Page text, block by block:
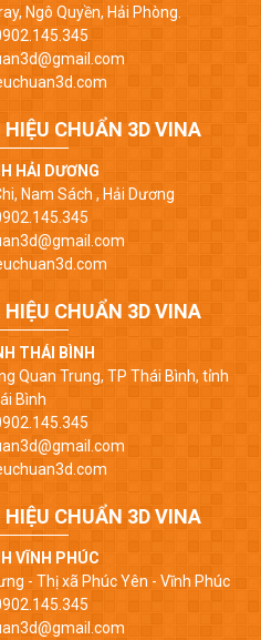
Ngô Quyền, Hải Phòng.
CHUẨN 3D VINA
HẢI DƯƠNG
Nam Sách , Hải Dương
CHUẨN 3D VINA
THÁI BÌNH
Quan Trung, TP Thái Bình, tỉnh
Bình
CHUẨN 3D VINA
VĨNH PHÚC
- Thị xã Phúc Yên - Vĩnh Phúc